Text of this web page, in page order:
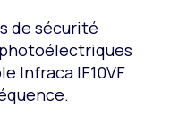
de sécurité
Infraca IF10VF